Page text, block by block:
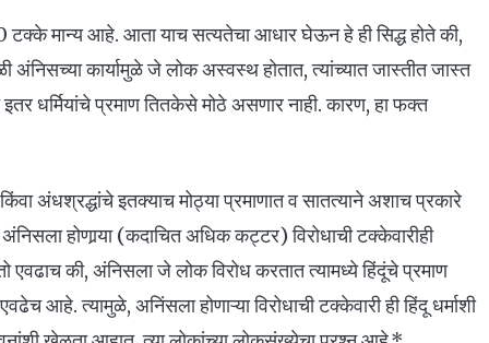
टक्के मान्य आहे. आता याच सत्यतेचा आधार घेऊन हे ही सिद्ध होते की,
कार्यामुळे जे लोक अस्वस्थ होतात, त्यांच्यात जास्तीत जास्त
धर्मियांचे प्रमाण तितकेसे मोठे असणार नाही. कारण, हा फक्त
किंवा अंधश्रद्धांचे इतक्याच मोठ्या प्रमाणात व सातत्याने अशाच प्रकारे
होणार्‍या (कदाचित अधिक कट्टर) विरोधाची टक्केवारीही
एवढाच की, अंनिसला जे लोक विरोध करतात त्यामध्ये हिंदूंचे प्रमाण
आहे. त्यामुळे, अनिंसला होणाऱ्या विरोधाची टक्केवारी ही हिंदू धर्माशी